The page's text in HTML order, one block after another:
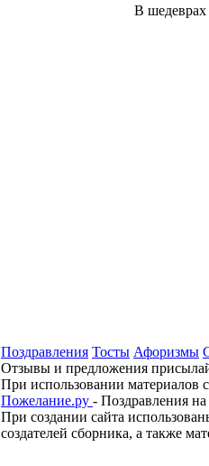
В
Поздравления Тосты Афоризмы
Отзывы и предложения
При использовании материалов
Пожелание.ру - Поздравления
При создании сайта
создателей сборника, а также